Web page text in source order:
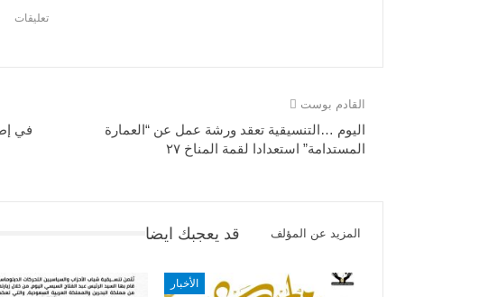
تعليقات
في
القادم بوست
اليوم …التنسيقية تعقد ورشة عمل عن “العمارة
المستدامة” استعدادا لقمة المناخ ٢٧
قد يعجبك ايضا المزيد عن المؤلف
الأخبار